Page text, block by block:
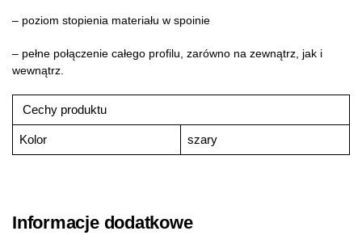
– poziom stopienia materiału w spoinie
– pełne połączenie całego profilu, zarówno na zewnątrz, jak i
wewnątrz.
Cechy produktu
Kolor szary
Informacje dodatkowe